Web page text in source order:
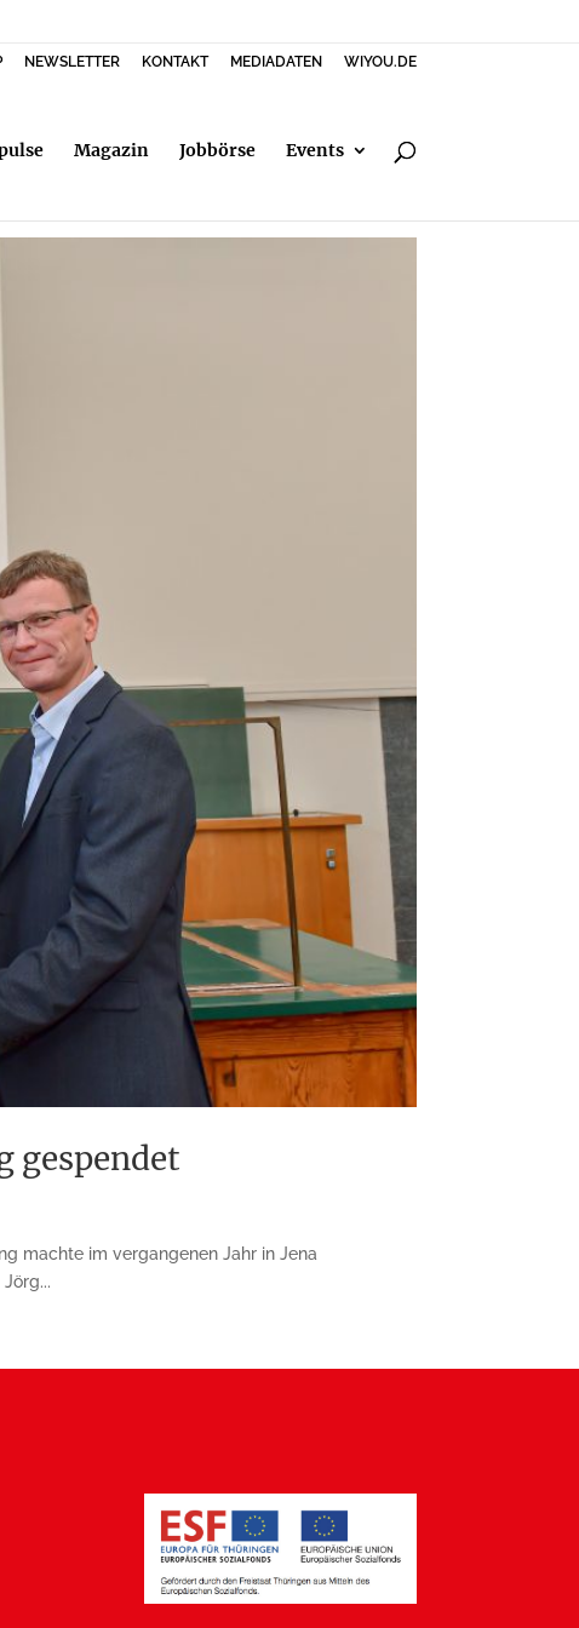
NEWSLETTER KONTAKT MEDIADATEN WIYOU.DE
Magazin Jobbörse Events
gespendet
machte im vergangenen Jahr in Jena